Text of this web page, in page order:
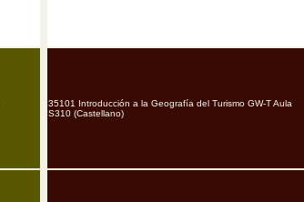
35101 Introducción a la Geografía del Turismo GW-T Aula
S310 (Castellano)